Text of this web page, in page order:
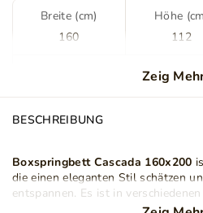
Breite (cm)
160
Höhe
112
Bettkasten
Zeig
BESCHREIBUNG
Boxspringbett Cascada 160x200
die einen eleganten Stil schätzen
entspannen. Es ist in
erhältlich, was Ihnen bei der Wahl